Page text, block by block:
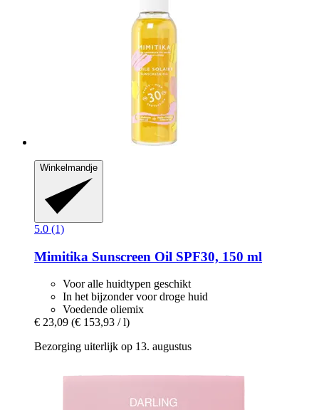
Winkelmandje
5.0 (1)
Mimitika Sunscreen Oil SPF30, 150 ml
Voor alle huidtypen geschikt
In het bijzonder voor droge huid
Voedende oliemix
€ 23,09 (€ 153,93 / l)
Bezorging uiterlijk op 13. augustus